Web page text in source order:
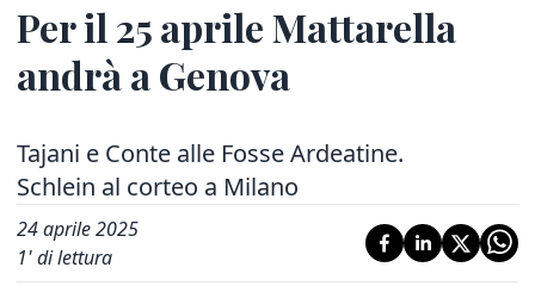
Per il 25 aprile Mattarella
andrà a Genova
Tajani e Conte alle Fosse Ardeatine.
Schlein al corteo a Milano
24 aprile 2025
1' di lettura